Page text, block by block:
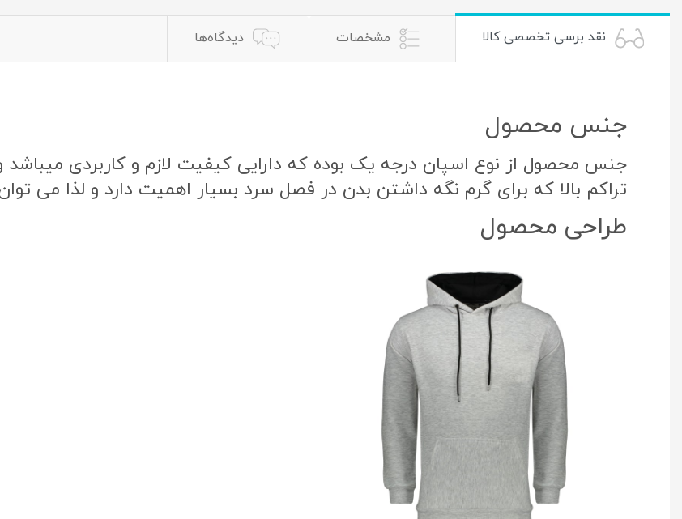
نقد برسی تخصصی کالا مشخصات دیدگاه‌ها
جنس محصول
جنس محصول از نوع اسپان درجه یک بوده که دارایی کیفیت لازم و کاربردی میباشد
تراکم بالا که برای گرم نگه داشتن بدن در فصل سرد بسیار اهمیت دارد و لذا می
طراحی محصول